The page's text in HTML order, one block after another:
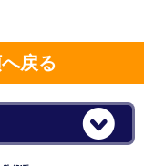
戻る